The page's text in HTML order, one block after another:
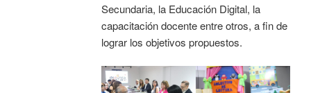
Secundaria, la Educación Digital, la
capacitación docente entre otros, a fin de
lograr los objetivos propuestos.